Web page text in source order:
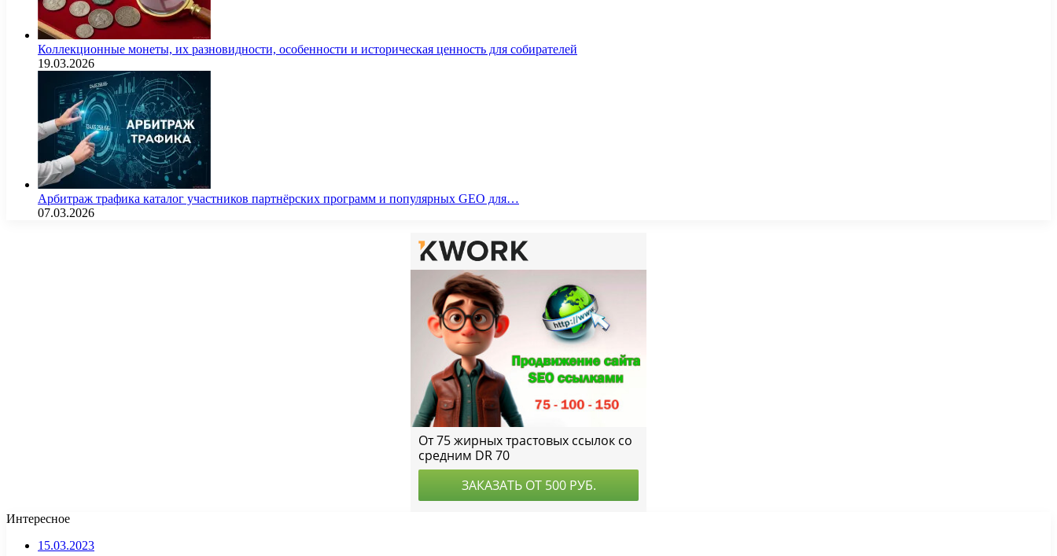
Коллекционные монеты, их разновидности, особенности и историческая ценность для собирателей
19.03.2026
Арбитраж трафика каталог участников партнёрских программ и популярных GEO для…
07.03.2026
Интересное
15.03.2023